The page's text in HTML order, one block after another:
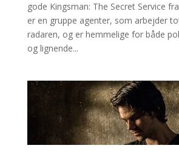
gode Kingsman: The Secret Service
er en gruppe agenter, som arbejder
radaren, og er hemmelige for både
og lignende...